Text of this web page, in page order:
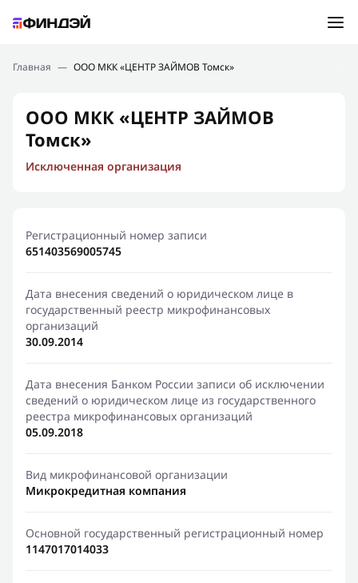
Подбор займа
Новости
Финансовое просвещение
Главная — ООО МКК «ЦЕНТР ЗАЙМОВ Томск»
ООО МКК «ЦЕНТР ЗАЙМОВ
Томск»
Исключенная организация
Регистрационный номер записи
651403569005745
Дата внесения сведений о юридическом лице в
государственный реестр микрофинансовых
организаций
30.09.2014
Дата внесения Банком России записи об исключении
сведений о юридическом лице из государственного
реестра микрофинансовых организаций
05.09.2018
Вид микрофинансовой организации
Микрокредитная компания
Основной государственный регистрационный номер
1147017014033
Ошибка:Контактная форма не найдена.
Спасибо, что написали нам
Мы свяжемся с Вами в ближайшее время и сообщим
результат